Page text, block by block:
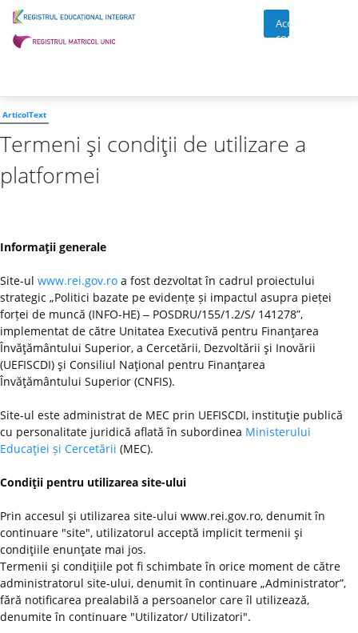
Acces
cont
ArticolText
Termeni şi condiţii de utilizare a
platformei
Informaţii generale
Site-ul www.rei.gov.ro a fost dezvoltat în cadrul proiectului
strategic „Politici bazate pe evidențe și impactul asupra pieței
forței de muncă (INFO-HE) ‒ POSDRU/155/1.2/S/ 141278”,
implementat de către Unitatea Executivă pentru Finanţarea
Învăţământului Superior, a Cercetării, Dezvoltării şi Inovării
(UEFISCDI) şi Consiliul Naţional pentru Finanţarea
Învăţământului Superior (CNFIS).
Site-ul este administrat de MEC prin UEFISCDI, instituţie publică
cu personalitate juridică aflată în subordinea Ministerului
Educaţiei și Cercetării (MEC).
Condiţii pentru utilizarea site-ului
Prin accesul şi utilizarea site-ului www.rei.gov.ro, denumit în
continuare "site", utilizatorul acceptă implicit termenii şi
condiţiile enunţate mai jos.
Termenii şi condiţiile pot fi schimbate în orice moment de către
administratorul site-ului, denumit în continuare „Administrator”,
fără notificarea prealabilă a persoanelor care îl utilizează,
denumite în continuare "Utilizator/ Utilizatori".